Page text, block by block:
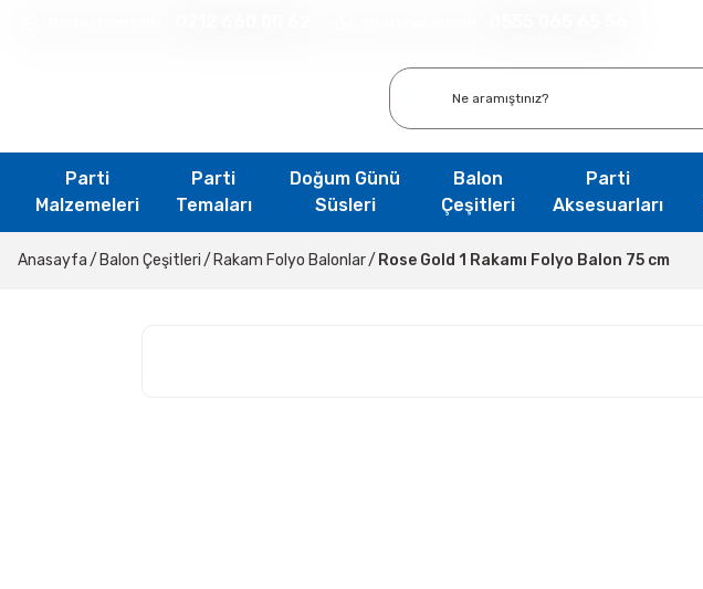
Parti
Malzemeleri
Parti
Temaları
Doğum Günü
Süsleri
Balon
Çeşitleri
Parti
Aksesuarları
Anasayfa Balon Çeşitleri Rakam Folyo Balonlar Rose Gold 1 Rakamı Folyo Balon 75 cm